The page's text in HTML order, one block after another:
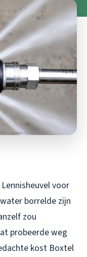
voor
borrelde zijn
zou
probeerde weg
kost Boxtel